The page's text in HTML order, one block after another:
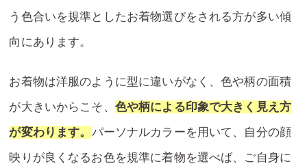
う色合いを規準としたお着物選びをされる方が多い傾
向にあります。
お着物は洋服のように型に違いがなく、色や柄の面積
が大きいからこそ、 色や柄による印象で大きく見え方
が変わります。 パーソナルカラーを用いて、自分の顔
映りが良くなるお色を規準に着物を選べば、ご自身に